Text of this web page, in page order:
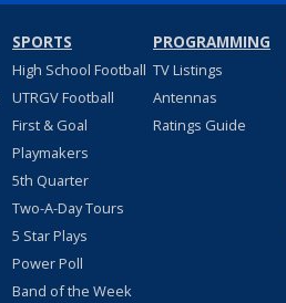
SPORTS
High School Football
UTRGV Football
First & Goal
Playmakers
5th Quarter
Two-A-Day Tours
5 Star Plays
Power Poll
Band of the Week
PROGRAMMING
TV Listings
Antennas
Ratings Guide